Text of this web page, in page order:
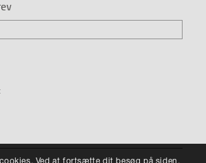
Ved at fortsætte dit besøg på siden,